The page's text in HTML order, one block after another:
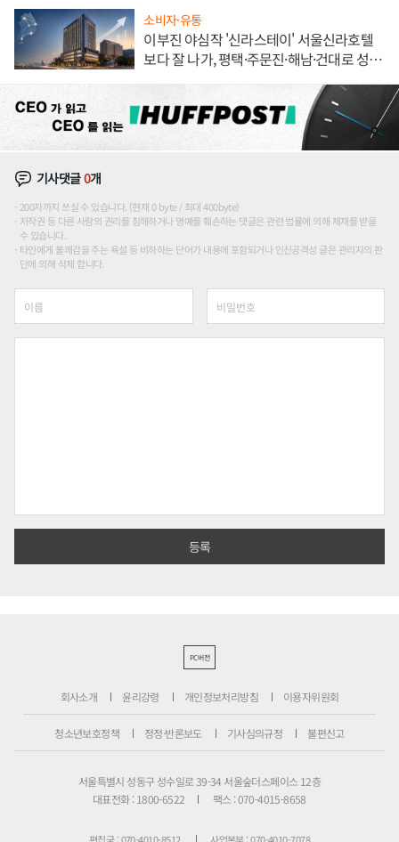
소비자·유통
이부진 야심작 '신라스테이' 서울신라호텔
보다 잘 나가, 평택·주문진·해남·건대로 성
기사댓글0개
200자까지 쓰실 수 있습니다. (현재 0 byte / 최대 400byte)
저작권 등 다른 사람의 권리를 침해하거나 명예를 훼손하는 댓글은 관련 법률에 의해 제재를 받을
수 있습니다.
타인에게 불쾌감을 주는 욕설 등 비하하는 단어가 내용에 포함되거나 인신공격성 글은 관리자의 판
단에 의해 삭제 합니다.
PC버전
회사소개 윤리강령 개인정보처리방침 이용자위원회
청소년보호정책 정정·반론보도 기사심의규정 불편신고
서울특별시 성동구 성수일로 39-34 서울숲더스페이스 12층
대표전화 : 1800-6522
팩스 : 070-4015-8658